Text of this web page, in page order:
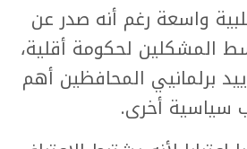
واسعة رغم أنه صدر عن
المشكلين لحكومة أقلية،
برلمانيي المحافظين أهم
سياسية أخرى.